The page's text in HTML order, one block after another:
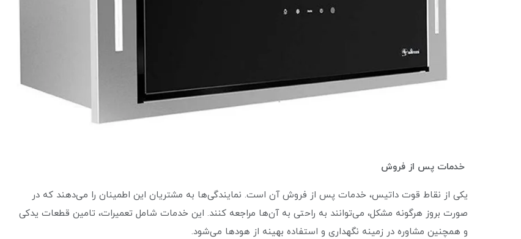
خدمات پس از فروش
یکی از نقاط قوت داتیس، خدمات پس از فروش آن است. نمایندگی‌ها به مشتریان این اطمینان را می‌دهند که در
صورت بروز هرگونه مشکل، می‌توانند به راحتی به آن‌ها مراجعه کنند. این خدمات شامل تعمیرات، تامین قطعات یدکی
و همچنین مشاوره در زمینه نگهداری و استفاده بهینه از هودها می‌شود.